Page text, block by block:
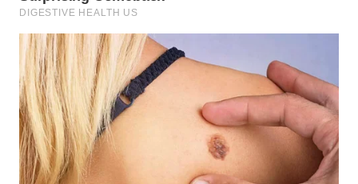
INDRAMAYU
WN
KUNINGAN
WN
MAJALENGKA